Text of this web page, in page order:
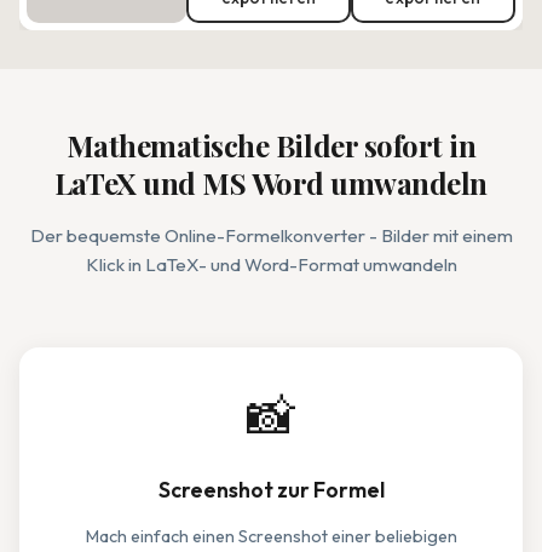
Mathematische Bilder sofort in
LaTeX und MS Word umwandeln
Der bequemste Online-Formelkonverter - Bilder mit einem
Klick in LaTeX- und Word-Format umwandeln
📸
Screenshot zur Formel
Mach einfach einen Screenshot einer beliebigen